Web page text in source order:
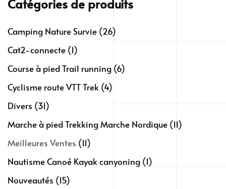
Catégories de produits
Camping Nature Survie (26)
Cat2-connecte (1)
Course à pied Trail running (6)
Cyclisme route VTT Trek (4)
Divers (31)
Marche à pied Trekking Marche Nordique (11)
Meilleures Ventes (11)
Nautisme Canoé Kayak canyoning (1)
Nouveautés (15)